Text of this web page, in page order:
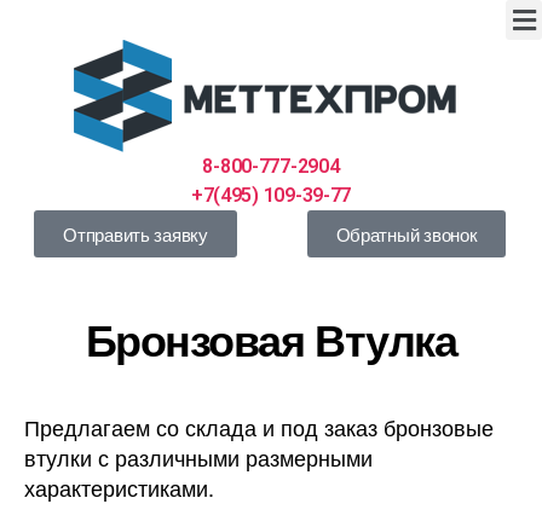
8-800-777-2904
+7(495) 109-39-77
Отправить заявку Обратный звонок
Бронзовая Втулка
Предлагаем со склада и под заказ бронзовые
втулки с различными размерными
характеристиками.